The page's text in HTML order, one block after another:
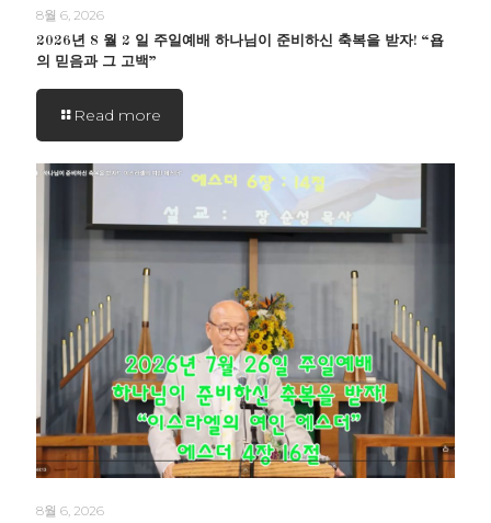
8월 6, 2026
2026년 8 월 2 일 주일예배 하나님이 준비하신 축복을 받자! “욥
의 믿음과 그 고백”
Read more
8월 6, 2026